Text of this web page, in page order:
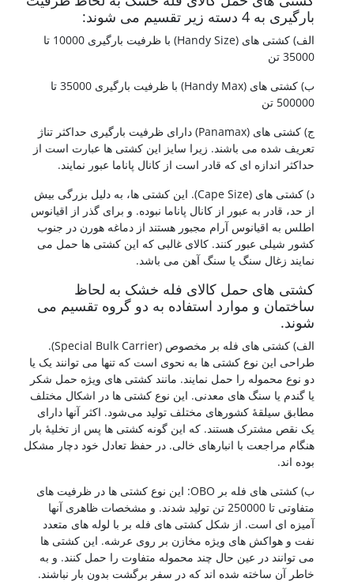
بارگیری به 4 دسته زیر تقسیم می شوند:
الف) کشتی های (Handy Size) با ظرفیت بارگیری 10000 تا
35000 تن
ب) کشتی های (Handy Max) با ظرفیت بارگیری 35000 تا
500000 تن
ج) کشتی های (Panamax) دارای ظرفیت بارگیری حداکثر تناژ
تعریف شده می باشند. زیرا سایز این کشتی ها عبارت است از
حداکثر اندازه ای که قادر است از کانال پاناما عبور نمایند.
د) کشتی های (Cape Size). این کشتی ها، به دلیل بزرگی بیش
از حد، قادر به عبور از کانال پاناما نبوده. و برای گذر از اقیانوس
اطلس به اقیانوس آرام مجبور هستند از دماغه هورن در جنوب
کشور شیلی عبور کنند. کالای غالبی که این کشتی ها حمل می
نمایند زغال سنگ یا سنگ آهن می باشد.
کشتی های حمل کالای فله خشک به لحاظ
ساختمان و موارد استفاده به دو گروه تقسیم می
شوند.
الف) کشتی های فله بر مخصوص (Special Bulk Carrier).
طراحی این نوع کشتی ها به نحوی است که تنها می توانند یک یا
دو نوع محموله را حمل نمایند. مانند کشتی های ویژه حمل شکر
یا گندم یا سنگ های معدنی. این نوع کشتی ها در اشکال مختلف
مطابق سیلقۀ کشورهای مختلف تولید می‌شود. اکثر آنها دارای
یک نقص مشترک هستند. که این گونه کشتی ها پس از تخلیۀ بار
هنگام مراجعت با انبارهای خالی. در حفظ تعادل خود دچار مشکل
بوده اند.
ب) کشتی های فله بر OBO: این نوع کشتی ها در ظرفیت های
متفاوتی تا 250000 تن تولید شدند. و مشخصات ظاهری آنها
آمیزه ای است. از شکل کشتی های فله بر با لوله های متعدد
نفت و هواکش های ویژه مخازن بر روی عرشه. این کشتی ها
می توانند در عین حال چند محموله متفاوت را حمل کنند. و به
خاطر آن ساخته شده اند که در سفر برگشت بدون بار نباشند.